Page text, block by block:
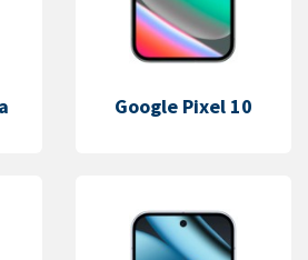
Google Pixel 10